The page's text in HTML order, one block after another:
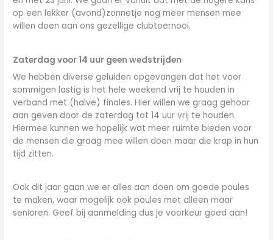
op een lekker (avond)zonnetje nog meer mensen mee
willen doen aan ons gezellige clubtoernooi.
Zaterdag voor 14 uur geen wedstrijden
We hebben diverse geluiden opgevangen dat het voor
sommigen lastig is het hele weekend vrij te houden in
verband met (halve) finales. Hier willen we graag gehoor
aan geven door de zaterdag tot 14 uur vrij te houden.
Hiermee kunnen we hopelijk wat meer ruimte bieden voor
de mensen die graag mee willen doen maar die krap in hun
tijd zitten.
Ook dit jaar gaan we er alles aan doen om goede poules
te maken, waar mogelijk ook poules met alleen maar
senioren. Geef bij aanmelding dus je voorkeur goed aan!